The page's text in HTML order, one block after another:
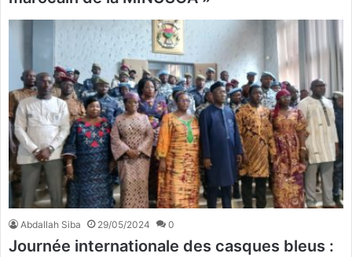
Abdallah Siba 29/05/2024 0
Journée internationale des casques bleus :